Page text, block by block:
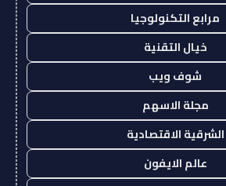
مرابع التكنولوجيا
خيال التقنية
شوف ويب
مجلة الاسهم
الشرقية الاقتصادية
عالم الايفون